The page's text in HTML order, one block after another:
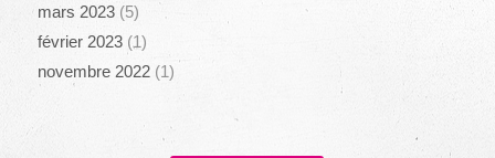
mars 2023(5)
février 2023(1)
novembre 2022(1)